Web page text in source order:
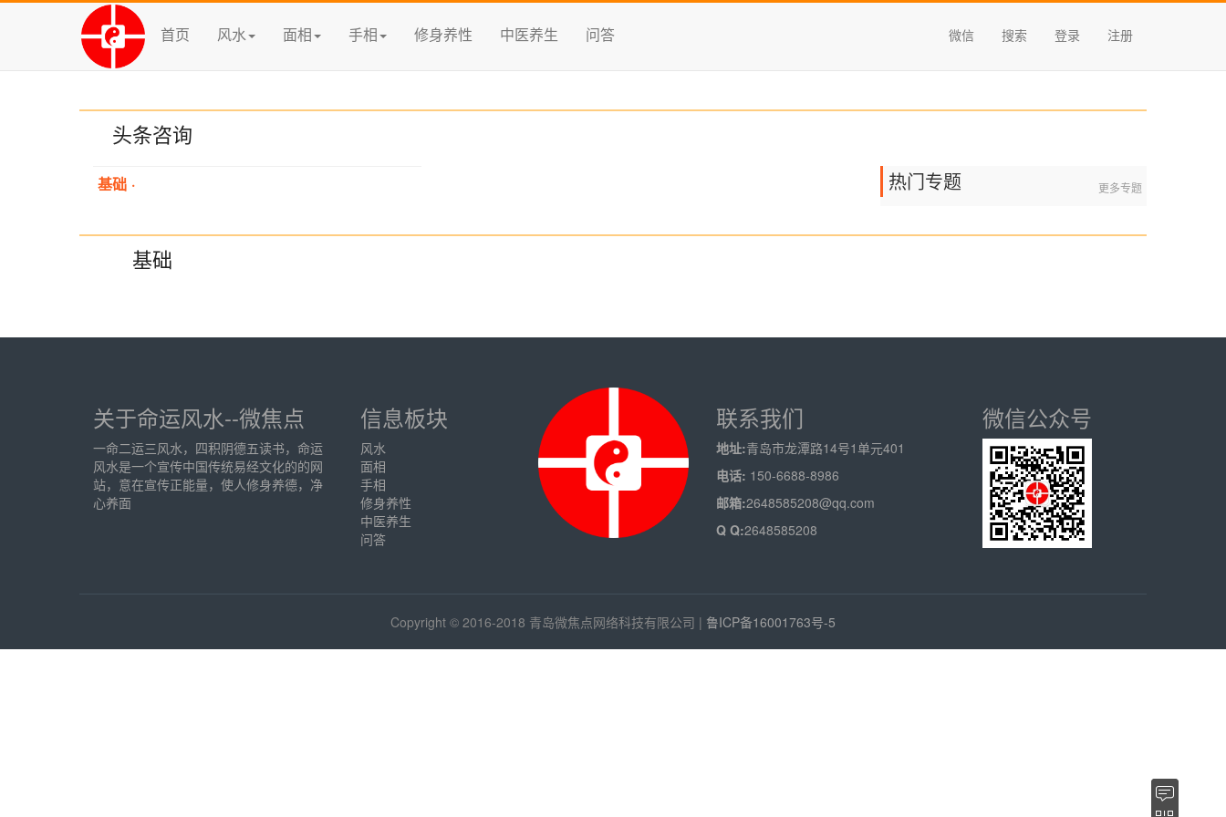
首页 风水 面相 手相 修身养性 中医养生 问答 微信 搜索 登录 注册
头条咨询
基础 · 热门专题 更多专题
基础
关于命运风水--微焦点
一命二运三风水，四积阴德五读书，命运
风水是一个宣传中国传统易经文化的的网
站，意在宣传正能量，使人修身养德，净
心养面
信息板块
风水
面相
手相
修身养性
中医养生
问答
联系我们
地址:青岛市龙潭路14号1单元401
电话: 150-6688-8986
邮箱:2648585208@qq.com
Q Q:2648585208
微信公众号
Copyright © 2016-2018 青岛微焦点网络科技有限公司 | 鲁ICP备16001763号-5